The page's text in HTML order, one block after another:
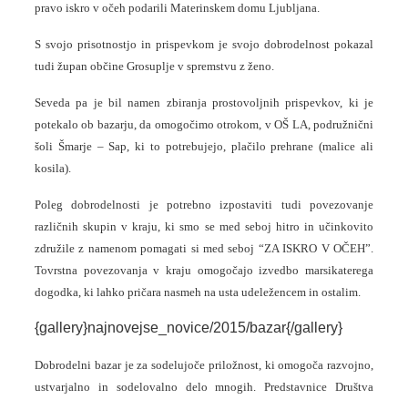
pravo iskro v očeh podarili Materinskem domu Ljubljana.
S svojo prisotnostjo in prispevkom je svojo dobrodelnost pokazal
tudi župan občine Grosuplje v spremstvu z ženo.
Seveda pa je bil namen zbiranja prostovoljnih prispevkov, ki je
potekalo ob bazarju, da omogočimo otrokom, v OŠ LA, podružnični
šoli Šmarje – Sap, ki to potrebujejo, plačilo prehrane (malice ali
kosila).
Poleg dobrodelnosti je potrebno izpostaviti tudi povezovanje
različnih skupin v kraju, ki smo se med seboj hitro in učinkovito
združile z namenom pomagati si med seboj “ZA ISKRO V OČEH”.
Tovrstna povezovanja v kraju omogočajo izvedbo marsikaterega
dogodka, ki lahko pričara nasmeh na usta udeležencem in ostalim.
{gallery}najnovejse_novice/2015/bazar{/gallery}
Dobrodelni bazar je za sodelujoče priložnost, ki omogoča razvojno,
ustvarjalno in sodelovalno delo mnogih. Predstavnice Društva